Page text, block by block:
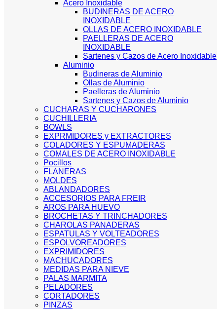
Acero Inoxidable
BUDINERAS DE ACERO
INOXIDABLE
OLLAS DE ACERO INOXIDABLE
PAELLERAS DE ACERO
INOXIDABLE
Sartenes y Cazos de Acero Inoxidable
Aluminio
Budineras de Aluminio
Ollas de Aluminio
Paelleras de Aluminio
Sartenes y Cazos de Aluminio
CUCHARAS Y CUCHARONES
CUCHILLERIA
BOWLS
EXPRMIDORES y EXTRACTORES
COLADORES Y ESPUMADERAS
COMALES DE ACERO INOXIDABLE
Pocillos
FLANERAS
MOLDES
ABLANDADORES
ACCESORIOS PARA FREIR
AROS PARA HUEVO
BROCHETAS Y TRINCHADORES
CHAROLAS PANADERAS
ESPATULAS Y VOLTEADORES
ESPOLVOREADORES
EXPRIMIDORES
MACHUCADORES
MEDIDAS PARA NIEVE
PALAS MARMITA
PELADORES
CORTADORES
PINZAS